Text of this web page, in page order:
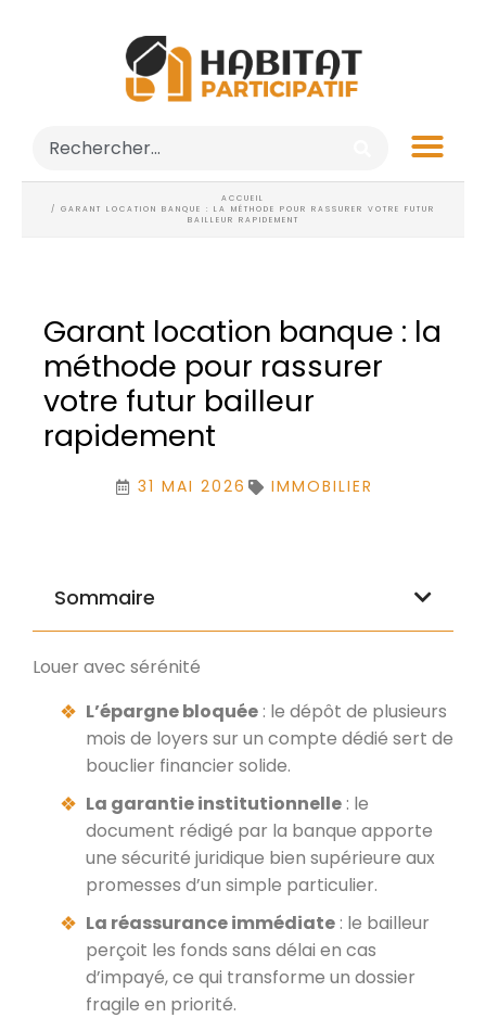
ACCUEIL
/ GARANT LOCATION BANQUE : LA MÉTHODE POUR RASSURER VOTRE FUTUR
BAILLEUR RAPIDEMENT
Garant location banque : la
méthode pour rassurer
votre futur bailleur
rapidement
31 MAI 2026 IMMOBILIER
Sommaire
Louer avec sérénité
L’épargne bloquée : le dépôt de plusieurs
mois de loyers sur un compte dédié sert de
bouclier financier solide.
La garantie institutionnelle : le
document rédigé par la banque apporte
une sécurité juridique bien supérieure aux
promesses d’un simple particulier.
La réassurance immédiate : le bailleur
perçoit les fonds sans délai en cas
d’impayé, ce qui transforme un dossier
fragile en priorité.